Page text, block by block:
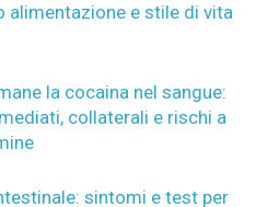
alimentazione e stile di vita
la cocaina nel sangue:
collaterali e rischi a
sintomi e test per